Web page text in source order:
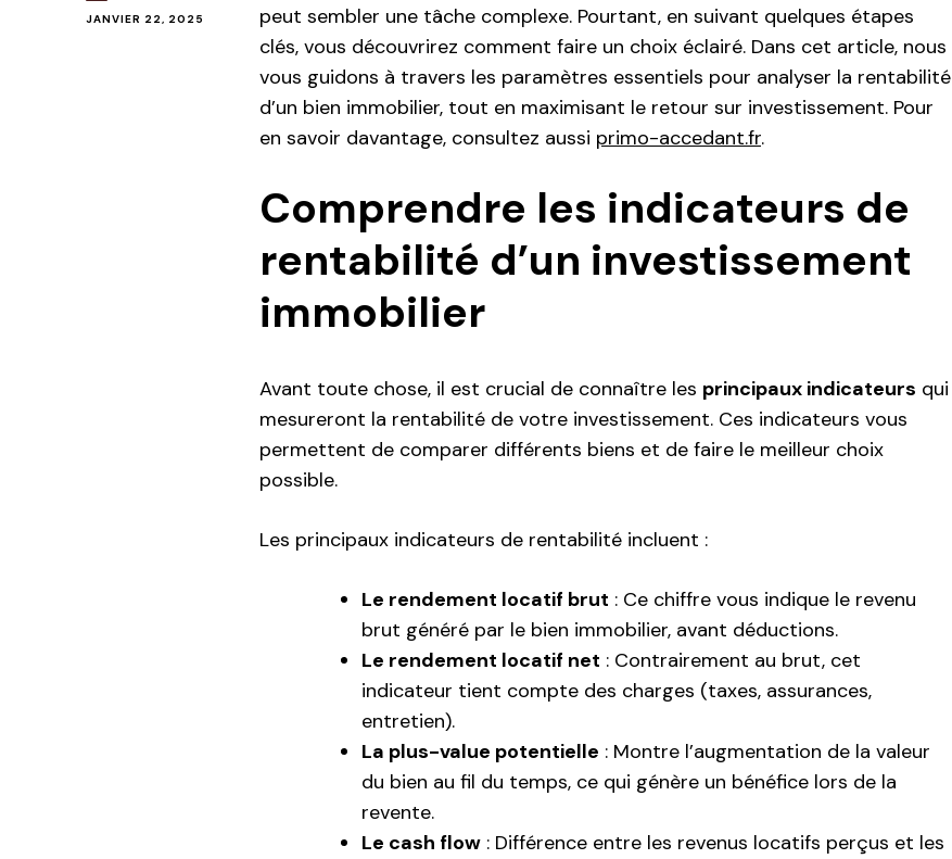
JANVIER 22, 2025
peut sembler une tâche complexe. Pourtant, en suivant quelques étapes
clés, vous découvrirez comment faire un choix éclairé. Dans cet article, nous
vous guidons à travers les paramètres essentiels pour analyser la rentabilité
d’un bien immobilier, tout en maximisant le retour sur investissement. Pour
en savoir davantage, consultez aussi primo-accedant.fr.
Comprendre les indicateurs de
rentabilité d’un investissement
immobilier
Avant toute chose, il est crucial de connaître les principaux indicateurs qui
mesureront la rentabilité de votre investissement. Ces indicateurs vous
permettent de comparer différents biens et de faire le meilleur choix
possible.
Les principaux indicateurs de rentabilité incluent :
Le rendement locatif brut : Ce chiffre vous indique le revenu
brut généré par le bien immobilier, avant déductions.
Le rendement locatif net : Contrairement au brut, cet
indicateur tient compte des charges (taxes, assurances,
entretien).
La plus-value potentielle : Montre l’augmentation de la valeur
du bien au fil du temps, ce qui génère un bénéfice lors de la
revente.
Le cash flow : Différence entre les revenus locatifs perçus et les